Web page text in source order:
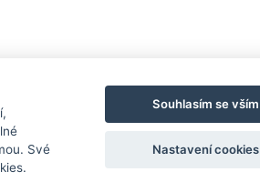
Své
Souhlasím se vším
Nastavení cookies